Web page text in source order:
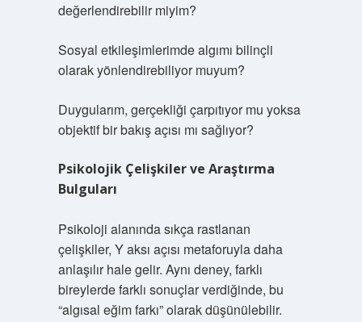
değerlendirebilir miyim?
Sosyal etkileşimlerimde algımı bilinçli
olarak yönlendirebiliyor muyum?
Duygularım, gerçekliği çarpıtıyor mu yoksa
objektif bir bakış açısı mı sağlıyor?
Psikolojik Çelişkiler ve Araştırma
Bulguları
Psikoloji alanında sıkça rastlanan
çelişkiler, Y aksı açısı metaforuyla daha
anlaşılır hale gelir. Aynı deney, farklı
bireylerde farklı sonuçlar verdiğinde, bu
“algısal eğim farkı” olarak düşünülebilir.